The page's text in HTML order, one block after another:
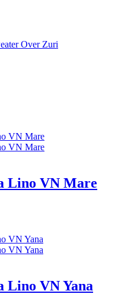
Lino VN Mare
Lino VN Yana